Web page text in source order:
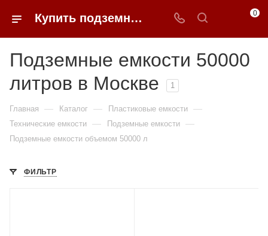
Купить подземные емкости 50000 литров в Москве 0
Подземные емкости 50000
литров в Москве
1
Главная — Каталог — Пластиковые емкости —
Технические емкости — Подземные емкости —
Подземные емкости объемом 50000 л
ФИЛЬТР